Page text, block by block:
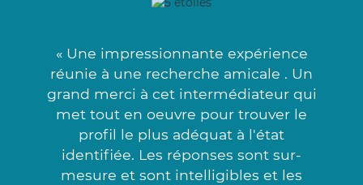
« Une impressionnante expérience
réunie à une recherche amicale . Un
grand merci à cet intermédiateur qui
met tout en oeuvre pour trouver le
profil le plus adéquat à l'état
identifiée. Les réponses sont sur-
mesure et sont intelligibles et les